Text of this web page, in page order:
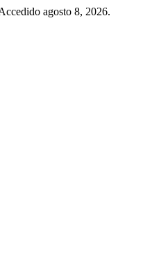
agosto 8, 2026.